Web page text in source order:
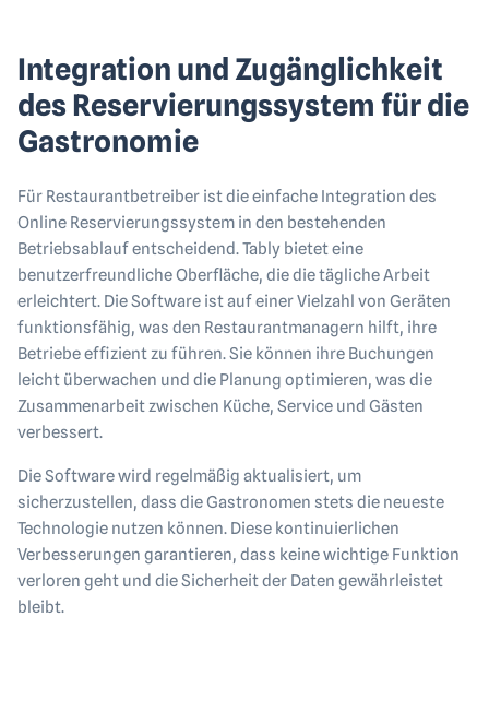
Integration und Zugänglichkeit
des Reservierungssystem für die
Gastronomie
Für Restaurantbetreiber ist die einfache Integration des
Online Reservierungssystem in den bestehenden
Betriebsablauf entscheidend. Tably bietet eine
benutzerfreundliche Oberfläche, die die tägliche Arbeit
erleichtert. Die Software ist auf einer Vielzahl von Geräten
funktionsfähig, was den Restaurantmanagern hilft, ihre
Betriebe effizient zu führen. Sie können ihre Buchungen
leicht überwachen und die Planung optimieren, was die
Zusammenarbeit zwischen Küche, Service und Gästen
verbessert.
Die Software wird regelmäßig aktualisiert, um
sicherzustellen, dass die Gastronomen stets die neueste
Technologie nutzen können. Diese kontinuierlichen
Verbesserungen garantieren, dass keine wichtige Funktion
verloren geht und die Sicherheit der Daten gewährleistet
bleibt.